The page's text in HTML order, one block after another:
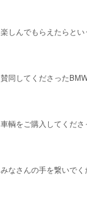
楽しんでもらえたらと
賛同してくださった
車輌をご購入してくだ
みなさんの手を繋いで